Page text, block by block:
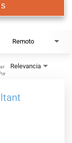
Remoto
Relevancia